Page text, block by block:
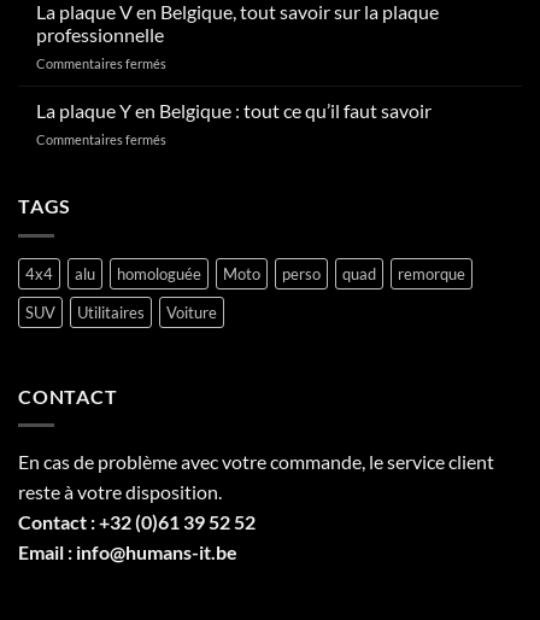
Belgique
radier
une
d’immatriculation
Belgique
La plaque V en Belgique, tout savoir sur la plaque
professionnelle
Commentaires ferméssur
plaque
V
en
plaque
professionnelle
La plaque Y en Belgique : tout ce qu’il faut savoir
Commentaires ferméssur
:
tout
ce
qu’il
TAGS
4x4 alu homologuée Moto perso quad
remorque
SUV
Utilitaires Voiture
CONTACT
En cas de problème avec votre commande, le service client
reste à votre disposition.
Contact :+32 (0)61 39 52 52
Email : info@humans-it.be